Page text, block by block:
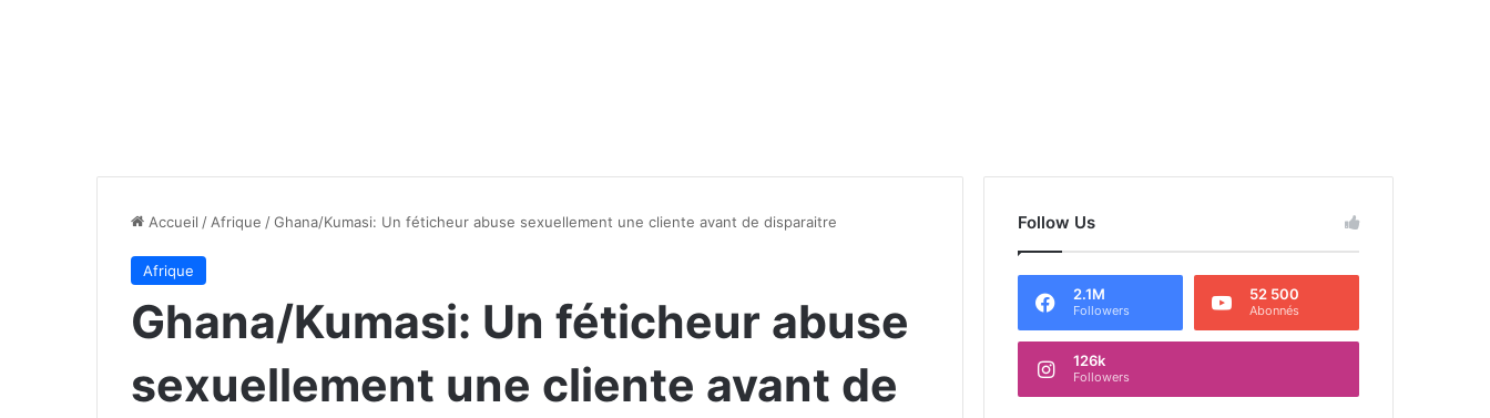
Accueil / Afrique /Ghana/Kumasi: Un féticheur abuse sexuellement une cliente avant de disparaitre
Afrique
Ghana/Kumasi: Un féticheur abuse
sexuellement une cliente avant de
Follow Us
2.1M
Followers
52 500
Abonnés
126k
Followers